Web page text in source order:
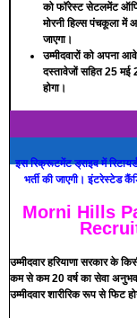
को फॉरेस्ट सेटलमेंट
मोरनी हिल्स पंचकूला में
जाएगा।
उम्मीदवारों को अपना
दस्तावेजों सहित 25
होगा।
इस रिक्रूटमेंट ड्राइव में
भर्ती की जाएगी। इंटरेस्टेड
Morni Hills
उम्मीदवार हरियाणा सरकार के
कम से कम 20 वर्ष का सेवा अनुभव
उम्मीदवार शारीरिक रूप से फिट